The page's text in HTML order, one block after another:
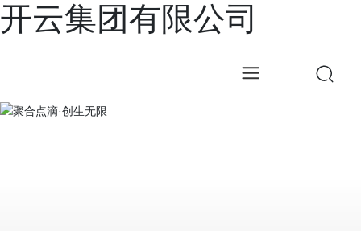
开云集团有限公司